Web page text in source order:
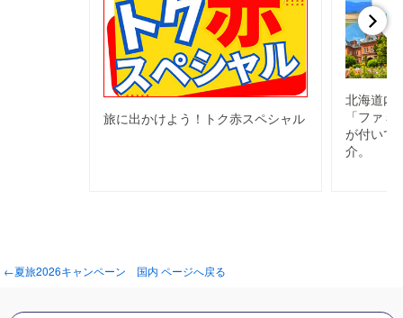
旅に出かけよう！トク赤スペシャル
北海道内
「ファ
が付いて
介。
←夏旅2026キャンペーン 国内 ページへ戻る